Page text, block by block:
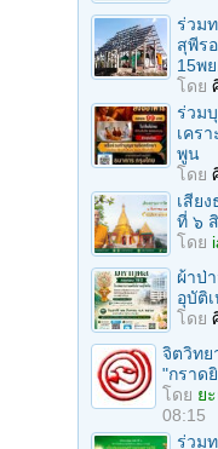
ร่วม
สุพีร
15พ
โดย
ร่วม
เคร
พูน
โดย
เสีย
ที่ ๖
โดย
ผ้าป่
อุบัติ
โดย
จิตวิทย
"กราด
โดย ย
08:15
ร่วม